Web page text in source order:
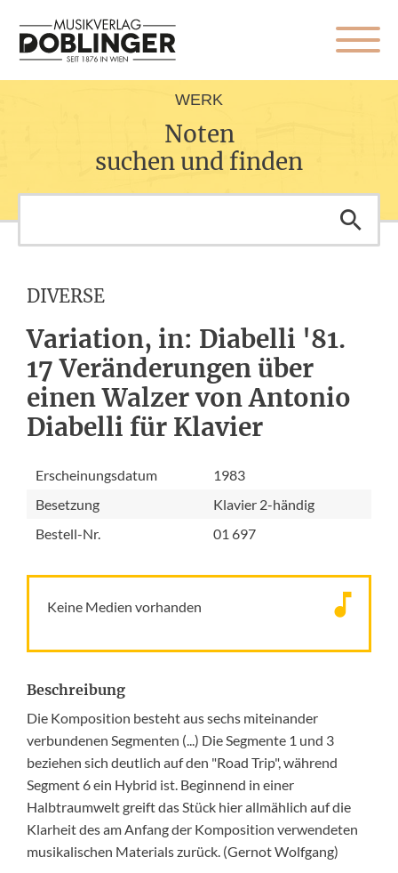
WERK
Noten
suchen und finden
DIVERSE
Variation, in: Diabelli '81.
17 Veränderungen über
einen Walzer von Antonio
Diabelli für Klavier
Erscheinungsdatum
1983
Besetzung
Klavier 2-händig
Bestell-Nr.
01 697
Keine Medien vorhanden
Beschreibung
Die Komposition besteht aus sechs miteinander
verbundenen Segmenten (...) Die Segmente 1 und 3
beziehen sich deutlich auf den "Road Trip", während
Segment 6 ein Hybrid ist. Beginnend in einer
Halbtraumwelt greift das Stück hier allmählich auf die
Klarheit des am Anfang der Komposition verwendeten
musikalischen Materials zurück. (Gernot Wolfgang)